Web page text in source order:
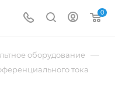
0
оборудование —
тока